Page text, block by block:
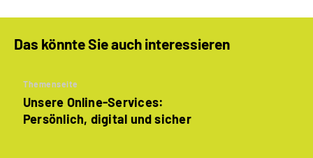
Das könnte Sie auch interessieren
Themenseite
Unsere Online-Services:
Persönlich, digital und sicher